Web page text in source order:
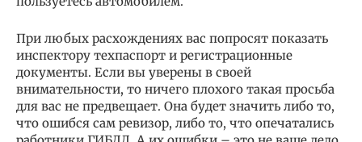
При любых расхождениях вас попросят показать
инспектору техпаспорт и регистрационные
документы. Если вы уверены в своей
внимательности, то ничего плохого такая просьба
для вас не предвещает. Она будет значить либо то,
что ошибся сам ревизор, либо то, что опечатались